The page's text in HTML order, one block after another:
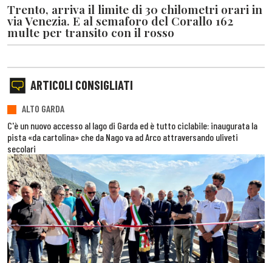
Trento, arriva il limite di 30 chilometri orari in
via Venezia. E al semaforo del Corallo 162
multe per transito con il rosso
ARTICOLI CONSIGLIATI
ALTO GARDA
C'è un nuovo accesso al lago di Garda ed è tutto ciclabile: inaugurata la
pista «da cartolina» che da Nago va ad Arco attraversando uliveti
secolari